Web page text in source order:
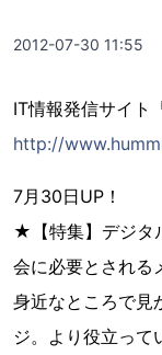
2012-07-30 11:55
IT情報発信サイト
http://
7月30日UP！
★【特集】デジ
会に必要とされる
身近なところで見
ジ。より役立って